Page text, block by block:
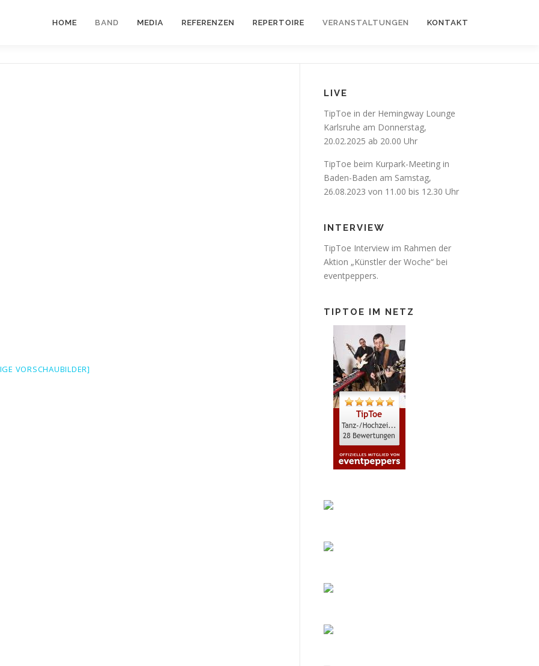
HOME BAND MEDIA REFERENZEN REPERTOIRE VERANSTALTUNGEN KONTAKT
VORSCHAUBILDER]
LIVE
TipToe in der Hemingway Lounge
Karlsruhe am Donnerstag,
20.02.2025 ab 20.00 Uhr
TipToe beim Kurpark-Meeting in
Baden-Baden am Samstag,
26.08.2023 von 11.00 bis 12.30 Uhr
INTERVIEW
TipToe Interview im Rahmen der
Aktion „Künstler der Woche“ bei
eventpeppers.
TIPTOE IM NETZ